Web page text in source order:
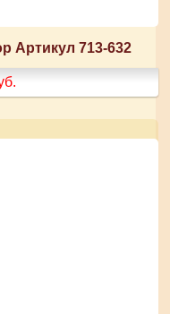
Артикул 713-632